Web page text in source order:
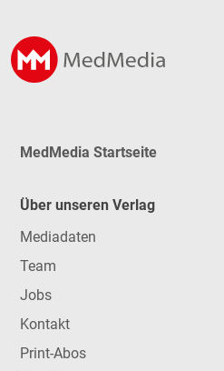
MedMedia Startseite
Über unseren Verlag
Mediadaten
Team
Jobs
Kontakt
Print-Abos